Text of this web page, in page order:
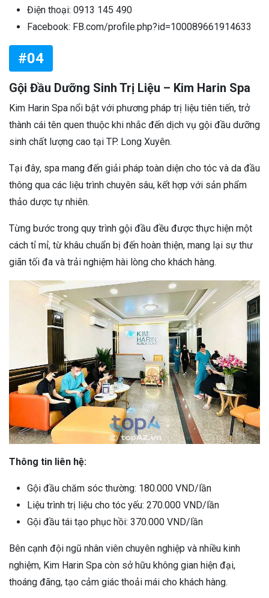
Điện thoại: 0913 145 490
Facebook: FB.com/profile.php?id=100089661914633
#04
Gội Đầu Dưỡng Sinh Trị Liệu – Kim Harin Spa
Kim Harin Spa nổi bật với phương pháp trị liệu tiên tiến, trở
thành cái tên quen thuộc khi nhắc đến dịch vụ gội đầu dưỡng
sinh chất lượng cao tại TP. Long Xuyên.
Tại đây, spa mang đến giải pháp toàn diện cho tóc và da đầu
thông qua các liệu trình chuyên sâu, kết hợp với sản phẩm
thảo dược tự nhiên.
Từng bước trong quy trình gội đầu đều được thực hiện một
cách tỉ mỉ, từ khâu chuẩn bị đến hoàn thiện, mang lại sự thư
giãn tối đa và trải nghiệm hài lòng cho khách hàng.
Thông tin liên hệ:
Gội đầu chăm sóc thường: 180.000 VND/lần
Liệu trình trị liệu cho tóc yếu: 270.000 VND/lần
Gội đầu tái tạo phục hồi: 370.000 VND/lần
Bên cạnh đội ngũ nhân viên chuyên nghiệp và nhiều kinh
nghiệm, Kim Harin Spa còn sở hữu không gian hiện đại,
thoáng đãng, tạo cảm giác thoải mái cho khách hàng.